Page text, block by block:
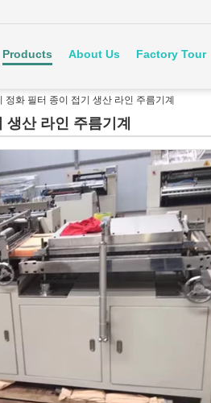
Products About Us Factory Tour
정화 필터 종이 접기 생산 라인 주름기계
산 라인 주름기계